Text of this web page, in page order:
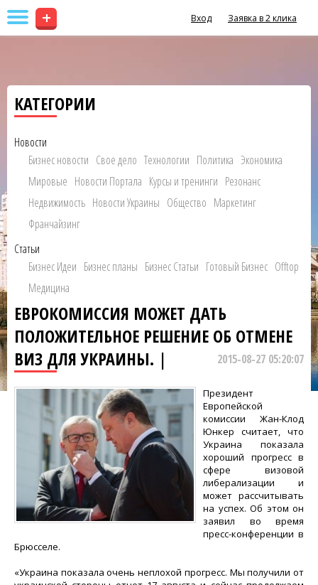
+ Вход Заявка в 2 клика
КАТЕГОРИИ
Новости
Бизнес новости Свое дело Технологии Политика Экономика
Мировые Новости Портала Курсы и тренинги Резонанс
Недвижимость Новости Украины Общество Маркетинг
Франчайзинг
Статьи
Бизнес Идеи Бизнес планы Бизнес Статьи Готовый Бизнес Offtop
Медицина
ЕВРОКОМИССИЯ МОЖЕТ ДАТЬ
ПОЛОЖИТЕЛЬНОЕ РЕШЕНИЕ ОБ ОТМЕНЕ
ВИЗ ДЛЯ УКРАИНЫ. |
2015-08-27 05:20:07
Президент
Европейской
комиссии Жан-Клод
Юнкер считает, что
Украина показала
хороший прогресс в
сфере визовой
либерализации и
может рассчитывать
на успех. Об этом он
заявил во время
пресс-конференции в
Брюсселе.
«Украина показала очень неплохой прогресс. Мы получили от